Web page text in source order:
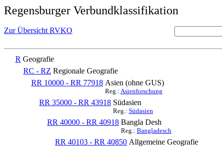
Regensburger Verbundklassifikation
Zur Übersicht RVKO
R Geografie
RC - RZ Regionale Geografie
RR 10000 - RR 77918 Asien (ohne GUS)
Reg.: Asienforschung
RR 35000 - RR 43918 Südasien
Reg.: Südasien
RR 40000 - RR 40918 Bangla Desh
Reg.: Bangladesch
RR 40103 - RR 40850 Allgemeine Geografie